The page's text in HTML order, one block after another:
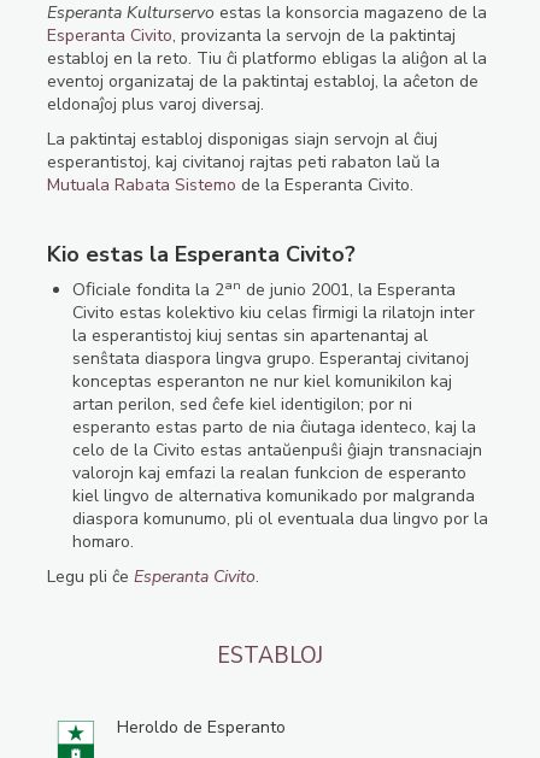
Esperanta Kulturservo estas la konsorcia magazeno de la
Esperanta Civito, provizanta la servojn de la paktintaj
establoj en la reto. Tiu ĉi platformo ebligas la aliĝon al la
eventoj organizataj de la paktintaj establoj, la aĉeton de
eldonaĵoj plus varoj diversaj.
La paktintaj establoj disponigas siajn servojn al ĉiuj
esperantistoj, kaj civitanoj rajtas peti rabaton laŭ la
Mutuala Rabata Sistemo de la Esperanta Civito.
Kio estas la Esperanta Civito?
Oﬁciale fondita la 2an de junio 2001, la Esperanta
Civito estas kolektivo kiu celas ﬁrmigi la rilatojn inter
la esperantistoj kiuj sentas sin apartenantaj al
senŝtata diaspora lingva grupo. Esperantaj civitanoj
konceptas esperanton ne nur kiel komunikilon kaj
artan perilon, sed ĉefe kiel identigilon; por ni
esperanto estas parto de nia ĉiutaga identeco, kaj la
celo de la Civito estas antaŭenpuŝi ĝiajn transnaciajn
valorojn kaj emfazi la realan funkcion de esperanto
kiel lingvo de alternativa komunikado por malgranda
diaspora komunumo, pli ol eventuala dua lingvo por la
homaro.
Legu pli ĉe Esperanta Civito.
ESTABLOJ
Heroldo de Esperanto